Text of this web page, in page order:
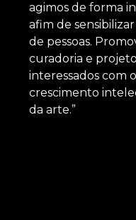
agimos de forma
afim de
de pessoas.
curadoria e
interessados com
crescimento
da arte.”